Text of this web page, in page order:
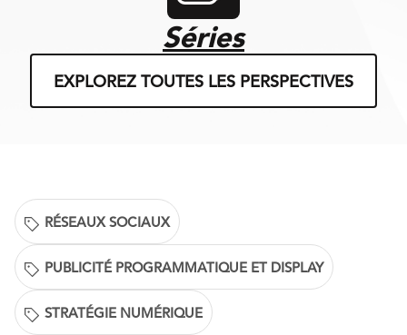
Séries
EXPLOREZ TOUTES LES PERSPECTIVES
RÉSEAUX SOCIAUX
PUBLICITÉ PROGRAMMATIQUE ET DISPLAY
STRATÉGIE NUMÉRIQUE